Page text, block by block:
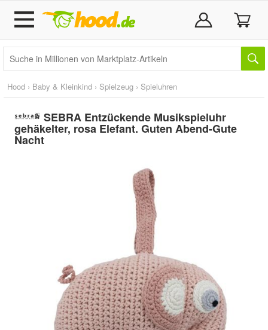
Hood › Baby & Kleinkind › Spielzeug › Spieluhren
SEBRA Entzückende Musikspieluhr
gehäkelter, rosa Elefant. Guten Abend-Gute
Nacht